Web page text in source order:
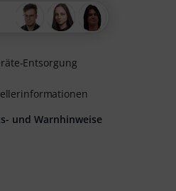
Entsorgung
und Warnhinweise